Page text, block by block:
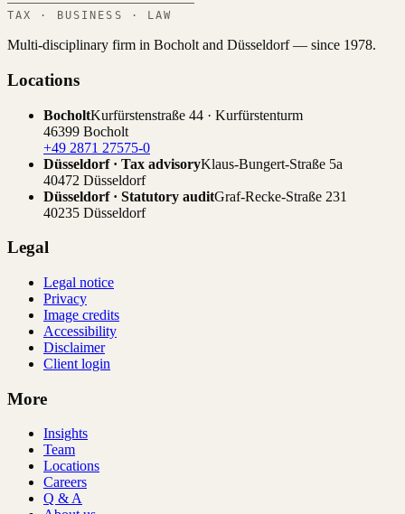
TAX · BUSINESS · LAW
Multi-disciplinary firm in Bocholt and Düsseldorf — since 1978.
Locations
BocholtKurfürstenstraße 44 · Kurfürstenturm
46399 Bocholt
+49 2871 27575-0
Düsseldorf · Tax advisoryKlaus-Bungert-Straße 5a
40472 Düsseldorf
Düsseldorf · Statutory auditGraf-Recke-Straße 231
40235 Düsseldorf
Legal
Legal notice
Privacy
Image credits
Accessibility
Disclaimer
Client login
More
Insights
Team
Locations
Careers
Q & A